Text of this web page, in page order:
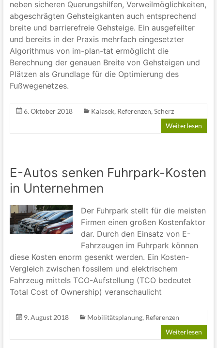
neben sicheren Querungshilfen, Verweilmöglichkeiten,
abgeschrägten Gehsteigkanten auch entsprechend
breite und barrierefreie Gehsteige. Ein ausgefeilter
und bereits in der Praxis mehrfach eingesetzter
Algorithmus von im-plan-tat ermöglicht die
Berechnung der genauen Breite von Gehsteigen und
Plätzen als Grundlage für die Optimierung des
Fußwegenetzes.
6. Oktober 2018 Kalasek, Referenzen, Scherz
Weiterlesen
E-Autos senken Fuhrpark-Kosten
in Unternehmen
Der Fuhrpark stellt für die meisten
Firmen einen großen Kostenfaktor
dar. Durch den Einsatz von E-
Fahrzeugen im Fuhrpark können
diese Kosten enorm gesenkt werden. Ein Kosten-
Vergleich zwischen fossilem und elektrischem
Fahrzeug mittels TCO-Aufstellung (TCO bedeutet
Total Cost of Ownership) veranschaulicht
9. August 2018 Mobilitätsplanung, Referenzen
Weiterlesen